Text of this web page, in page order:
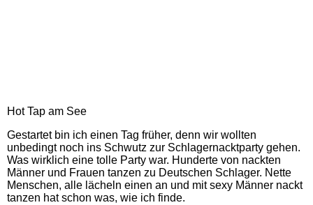
Hot Tap am See
Gestartet bin ich einen Tag früher, denn wir wollten
unbedingt noch ins Schwutz zur Schlagernacktparty gehen.
Was wirklich eine tolle Party war. Hunderte von nackten
Männer und Frauen tanzen zu Deutschen Schlager. Nette
Menschen, alle lächeln einen an und mit sexy Männer nackt
tanzen hat schon was, wie ich finde.